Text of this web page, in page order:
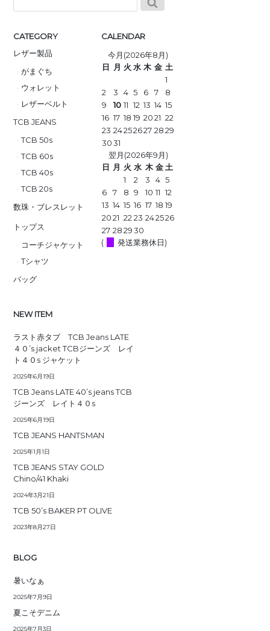
CATEGORY
レザー製品
がまぐち
ウォレット
レザーベルト
TCB JEANS
TCB 50s
TCB 60s
TCB 40s
TCB 20s
数珠・ブレスレット
トップス
コーチジャケット
Tシャツ
バッグ
CALENDAR
今月(2026年8月)
日 月 火 水 木 金 土
1
2
3 4 5 6 7
8
9
10 11 12 13 14 15
16 17 18 19 20 21 22
23 24252627 28 29
30 31
翌月(2026年9月)
日 月 火 水 木 金 土
1
2 3 4 5
6
7 8 9 10 11 12
13 14 15 16 17 18 19
20 21 22 23 242526
27 28 29 30
(
発送業務休日)
NEW ITEM
ラスト赤タブ TCB Jeans LATE
４０’s jacket TCBジーンズ レイ
ト４０s ジャケット
2025年6月19日
TCB Jeans LATE 40’s jeans TCB
ジーンズ レイト４０s
2025年6月19日
TCB JEANS HANTSMAN
2025年1月1日
TCB JEANS STAY GOLD
Chino/41 Khaki
2024年3月21日
TCB 50’s BAKER PT OLIVE
2023年8月27日
BLOG
暑いなぁ
2025年7月9日
夏こそデニム
2025年7月3日